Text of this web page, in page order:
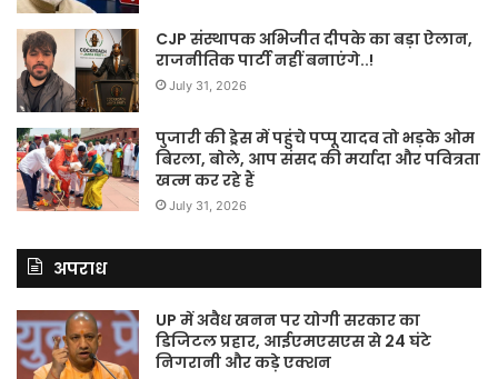
CJP संस्थापक अभिजीत दीपके का बड़ा ऐलान,
राजनीतिक पार्टी नहीं बनाएंगे..!
July 31, 2026
पुजारी की ड्रेस में पहुंचे पप्पू यादव तो भड़के ओम
बिरला, बोले, आप संसद की मर्यादा और पवित्रता
खत्म कर रहे हैं
July 31, 2026
अपराध
UP में अवैध खनन पर योगी सरकार का
डिजिटल प्रहार, आईएमएसएस से 24 घंटे
निगरानी और कड़े एक्शन